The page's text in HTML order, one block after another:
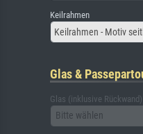
Keilrahmen
Keilrahmen - Motiv
Glas &
Glas (inklusive Rückwand)
Bitte wählen